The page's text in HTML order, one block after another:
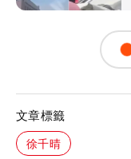
文章標籤
徐千晴